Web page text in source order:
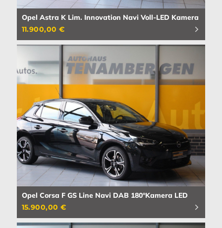
Opel Astra K Lim. Innovation Navi Voll-LED Kamera
11.900,00 €
Opel Corsa F GS Line Navi DAB 180°Kamera LED
15.900,00 €